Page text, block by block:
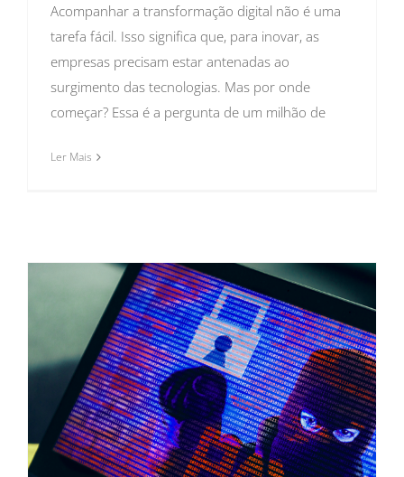
Acompanhar a transformação digital não é uma
tarefa fácil. Isso significa que, para inovar, as
empresas precisam estar antenadas ao
surgimento das tecnologias. Mas por onde
começar? Essa é a pergunta de um milhão de
Ler Mais